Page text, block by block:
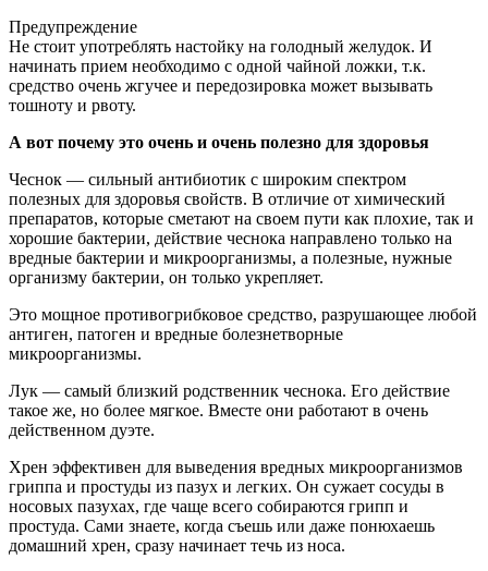
Предупреждение
Не стоит употреблять настойку на голодный желудок. И
начинать прием необходимо с одной чайной ложки, т.к.
средство очень жгучее и передозировка может вызывать
тошноту и рвоту.
А вот почему это очень и очень полезно для здоровья
Чеснок — сильный антибиотик с широким спектром
полезных для здоровья свойств. В отличие от химический
препаратов, которые сметают на своем пути как плохие, так и
хорошие бактерии, действие чеснока направлено только на
вредные бактерии и микроорганизмы, а полезные, нужные
организму бактерии, он только укрепляет.
Это мощное противогрибковое средство, разрушающее любой
антиген, патоген и вредные болезнетворные
микроорганизмы.
Лук — самый близкий родственник чеснока. Его действие
такое же, но более мягкое. Вместе они работают в очень
действенном дуэте.
Хрен эффективен для выведения вредных микроорганизмов
гриппа и простуды из пазух и легких. Он сужает сосуды в
носовых пазухах, где чаще всего собираются грипп и
простуда. Сами знаете, когда съешь или даже понюхаешь
домашний хрен, сразу начинает течь из носа.